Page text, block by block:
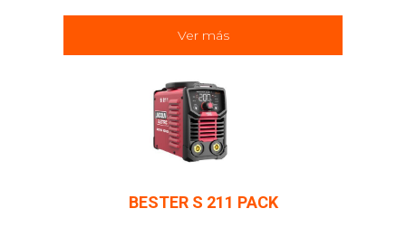
Ver más
BESTER S 211 PACK